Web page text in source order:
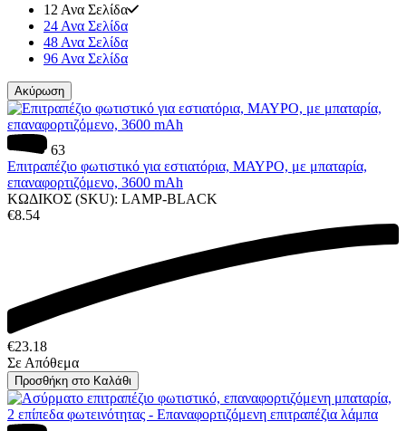
12 Ανα Σελίδα
24 Ανα Σελίδα
48 Ανα Σελίδα
96 Ανα Σελίδα
Ακύρωση
63
Επιτραπέζιο φωτιστικό για εστιατόρια, ΜΑΥΡΟ, με μπαταρία,
επαναφορτιζόμενο, 3600 mAh
ΚΩΔΙΚΟΣ (SKU): LAMP-BLACK
€8.54
€23.18
Σε Απόθεμα
Προσθήκη στο Καλάθι